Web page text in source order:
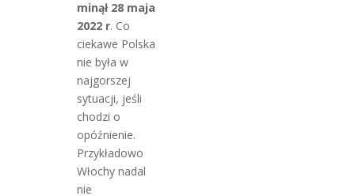
minął 28 maja
2022 r. Co
ciekawe Polska
nie była w
najgorszej
sytuacji, jeśli
chodzi o
opóźnienie.
Przykładowo
Włochy nadal
nie